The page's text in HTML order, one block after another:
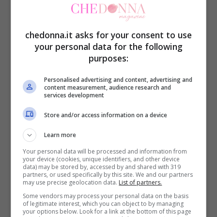
Sussex: rottura per la Royal Family? Ansa – chedonna.it
Nonostante l’unione salda della coppia,
mostrata dalle continue condivisioni social
di momenti, foto e pensieri dedicati al
consorte, una fonte vicina alla famiglia
afferma che Meghan vorrebbe che suo
passato e più presente nella vita che
hanno costruito insieme.
Dal canto suo, Harry ha anche
recentemente espresso la volontà di
chedonna.it asks for your consent to use
your personal data for the following
purposes:
Personalised advertising and content, advertising and
content measurement, audience research and
services development
Store and/or access information on a device
Learn more
Your personal data will be processed and information from
your device (cookies, unique identifiers, and other device
data) may be stored by, accessed by and shared with 319
partners, or used specifically by this site. We and our partners
may use precise geolocation data. List of partners.
Some vendors may process your personal data on the basis
of legitimate interest, which you can object to by managing
your options below. Look for a link at the bottom of this page